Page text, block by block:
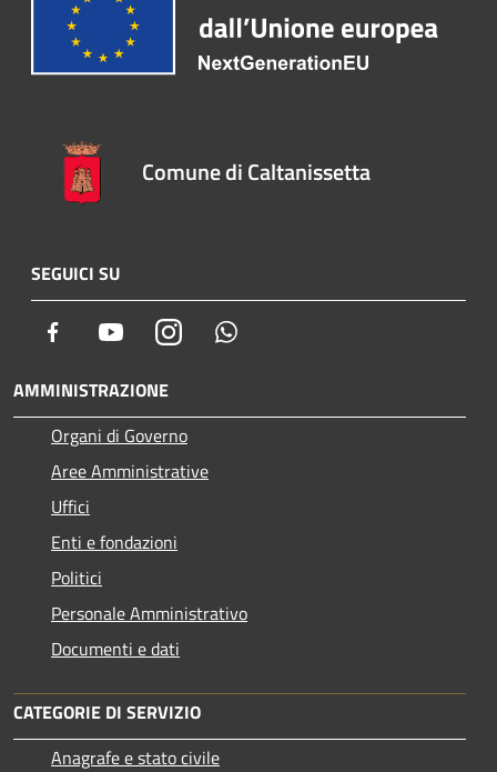
Comune di Caltanissetta
SEGUICI SU
Facebook YoutubeInstagram
AMMINISTRAZIONE
Organi di Governo
Aree Amministrative
Uffici
Enti e fondazioni
Politici
Personale Amministrativo
Documenti e dati
CATEGORIE DI SERVIZIO
Anagrafe e stato civile